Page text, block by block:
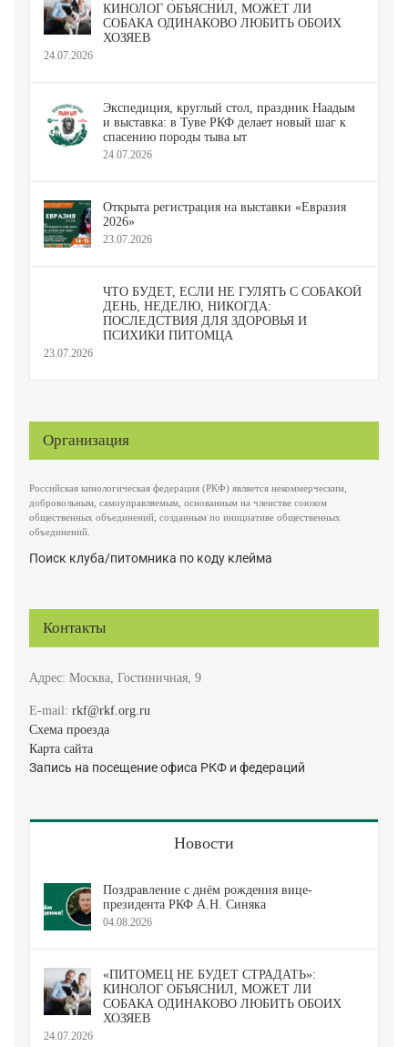
КИНОЛОГ ОБЪЯСНИЛ, МОЖЕТ ЛИ
СОБАКА ОДИНАКОВО ЛЮБИТЬ ОБОИХ
ХОЗЯЕВ
24.07.2026
Экспедиция, круглый стол, праздник Наадым
и выставка: в Туве РКФ делает новый шаг к
спасению породы тыва ыт
24.07.2026
Открыта регистрация на выставки «Евразия
2026»
23.07.2026
ЧТО БУДЕТ, ЕСЛИ НЕ ГУЛЯТЬ С СОБАКОЙ
ДЕНЬ, НЕДЕЛЮ, НИКОГДА:
ПОСЛЕДСТВИЯ ДЛЯ ЗДОРОВЬЯ И
ПСИХИКИ ПИТОМЦА
23.07.2026
Организация
Российская кинологическая федерация (РКФ) является некоммерческим,
добровольным, самоуправляемым, основанным на членстве союзом
общественных объединений, созданным по инициативе общественных
объединений.
Поиск клуба/питомника по коду клейма
Контакты
Адрес: Москва, Гостиничная, 9
E-mail: rkf@rkf.org.ru
Схема проезда
Карта сайта
Запись на посещение офиса РКФ и федераций
Новости
Поздравление с днём рождения вице-
президента РКФ А.Н. Синяка
04.08.2026
«ПИТОМЕЦ НЕ БУДЕТ СТРАДАТЬ»:
КИНОЛОГ ОБЪЯСНИЛ, МОЖЕТ ЛИ
СОБАКА ОДИНАКОВО ЛЮБИТЬ ОБОИХ
ХОЗЯЕВ
24.07.2026